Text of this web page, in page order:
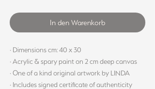
In den Warenkorb
· Dimensions cm: 40 x 30
· Acrylic & spary paint on 2 cm deep canvas
· One of a kind original artwork by LINDA
· Includes signed certificate of authenticity